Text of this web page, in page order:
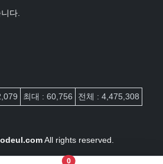
다.
최대 : 60,756 전체 : 4,475,308
All rights reserved.
0장바구니 담은 개수